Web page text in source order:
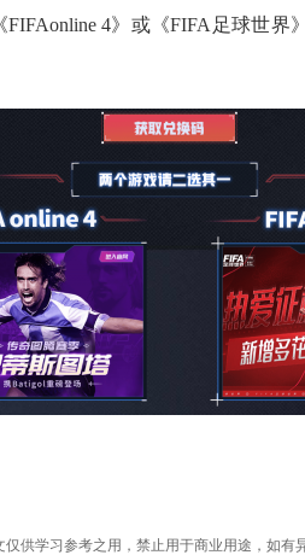
4》或《FIFA足球世界
供学习参考之用，禁止用于商业用途，如有异